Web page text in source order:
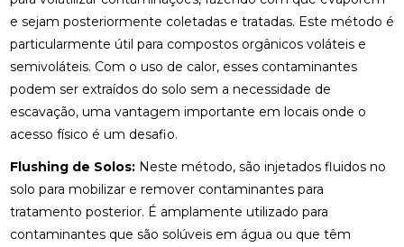
e sejam posteriormente coletadas e tratadas. Este método é
particularmente útil para compostos orgânicos voláteis e
semivoláteis. Com o uso de calor, esses contaminantes
podem ser extraídos do solo sem a necessidade de
escavação, uma vantagem importante em locais onde o
acesso físico é um desafio.
Flushing de Solos:Neste método, são injetados fluidos no
solo para mobilizar e remover contaminantes para
tratamento posterior. É amplamente utilizado para
contaminantes que são solúveis em água ou que têm